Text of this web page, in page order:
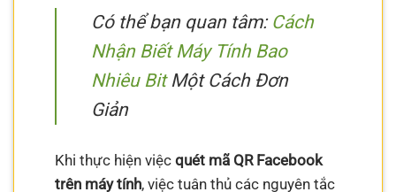
Có thể bạn quan tâm: Cách
Nhận Biết Máy Tính Bao
Nhiêu BitMột Cách Đơn
Giản
Khi thực hiện việcquét mã QR Facebook
trên máy tính, việc tuân thủ các nguyên tắc